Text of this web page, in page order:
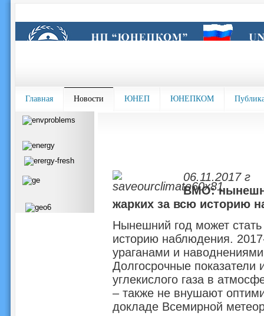
Главная Новости ЮНЕП ЮНЕПКОМ
06.11.2017 г
ВМО:
жарких за всю историю
Нынешний год может
историю наблюдения.
ураганами и
Долгосрочные показатели
углекислого газа в
– также не внушают
докладе Всемирной